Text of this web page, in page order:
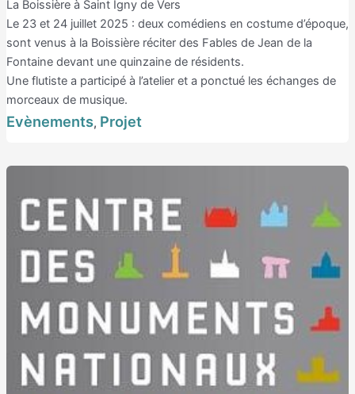
La Boissière à Saint Igny de Vers
Le 23 et 24 juillet 2025 : deux comédiens en costume d’époque,
sont venus à la Boissière réciter des Fables de Jean de la
Fontaine devant une quinzaine de résidents.
Une flutiste a participé à l’atelier et a ponctué les échanges de
morceaux de musique.
Evènements, Projet